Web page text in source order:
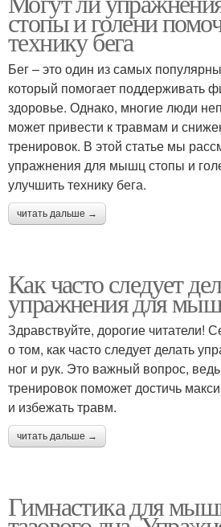
стопы и голени
технику бега
Бег – это один из самых
который помогает поддерживать
здоровье. Однако, многие люди
может привести к травмам и
тренировок. В этой статье мы
упражнения для мышц стопы и
улучшить технику бега.
читать дальше →
Как часто следует
упражнения для
Здравствуйте, дорогие читатели!
о том, как часто следует делать
ног и рук. Это важный вопрос,
тренировок поможет достичь
и избежать травм.
читать дальше →
Гимнастика для